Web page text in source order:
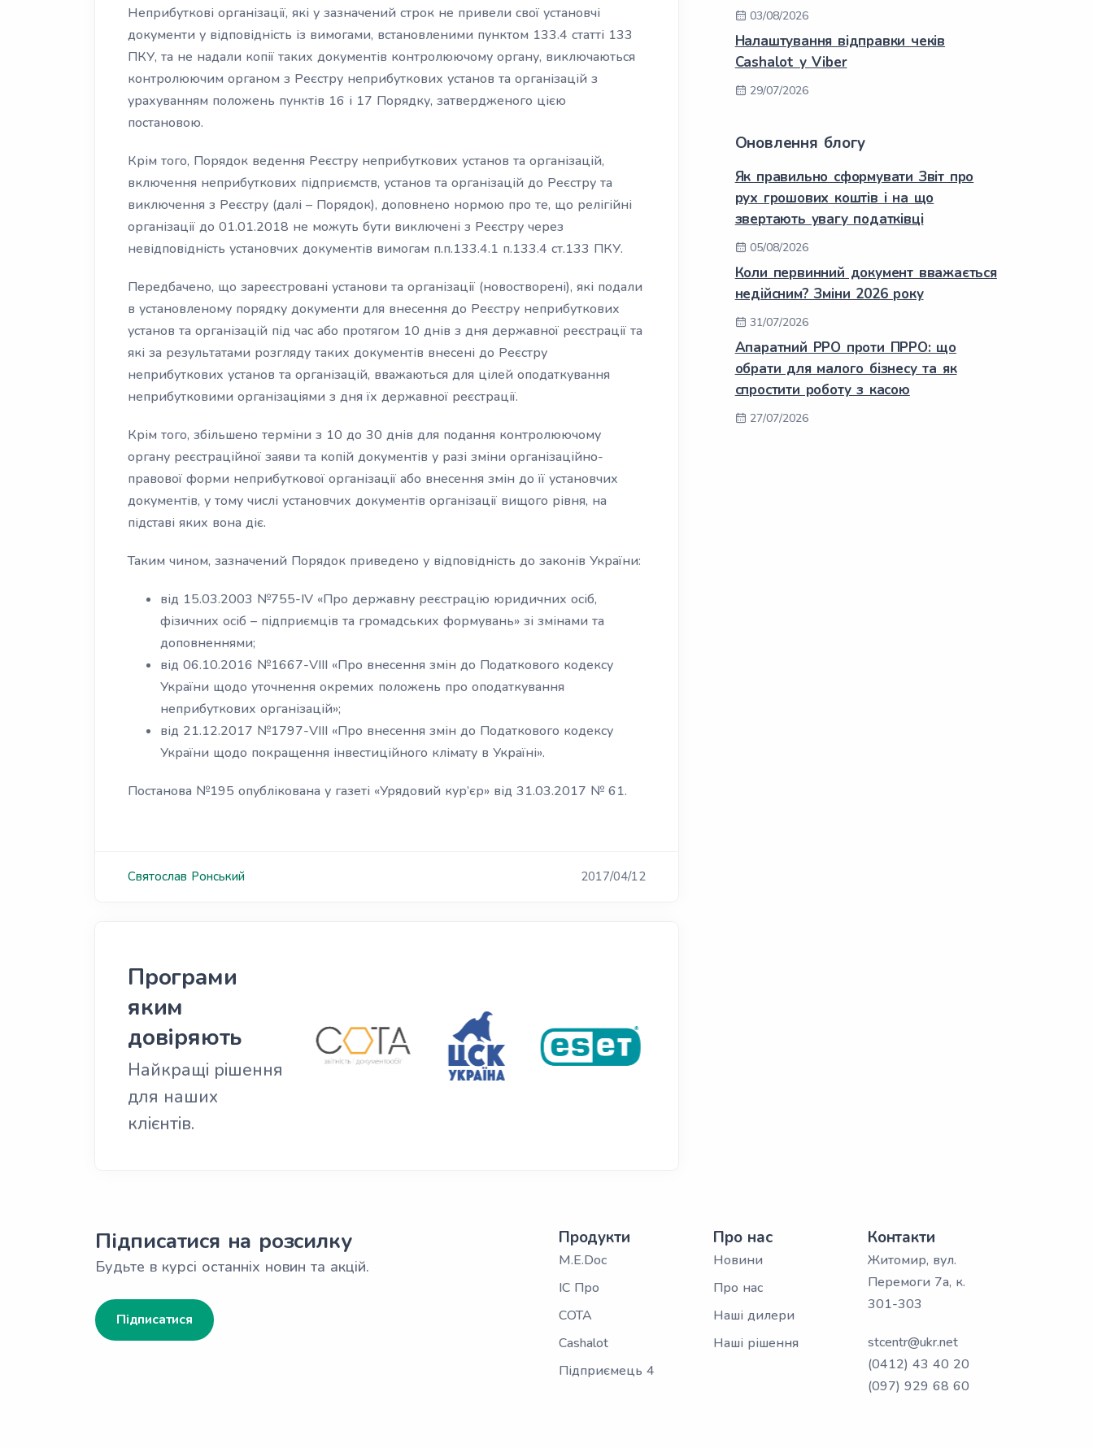
Неприбуткові організації, які у зазначений строк не привели свої установчі
документи у відповідність із вимогами, встановленими пунктом 133.4 статті 133
ПКУ, та не надали копії таких документів контролюючому органу, виключаються
контролюючим органом з Реєстру неприбуткових установ та організацій з
урахуванням положень пунктів 16 і 17 Порядку, затвердженого цією
постановою.
Крім того, Порядок ведення Реєстру неприбуткових установ та організацій,
включення неприбуткових підприємств, установ та організацій до Реєстру та
виключення з Реєстру (далі – Порядок), доповнено нормою про те, що релігійні
організації до 01.01.2018 не можуть бути виключені з Реєстру через
невідповідність установчих документів вимогам п.п.133.4.1 п.133.4 ст.133 ПКУ.
Передбачено, що зареєстровані установи та організації (новостворені), які подали
в установленому порядку документи для внесення до Реєстру неприбуткових
установ та організацій під час або протягом 10 днів з дня державної реєстрації та
які за результатами розгляду таких документів внесені до Реєстру
неприбуткових установ та організацій, вважаються для цілей оподаткування
неприбутковими організаціями з дня їх державної реєстрації.
Крім того, збільшено терміни з 10 до 30 днів для подання контролюючому
органу реєстраційної заяви та копій документів у разі зміни організаційно-
правової форми неприбуткової організації або внесення змін до її установчих
документів, у тому числі установчих документів організації вищого рівня, на
підставі яких вона діє.
Таким чином, зазначений Порядок приведено у відповідність до законів України:
від 15.03.2003 №755-IV «Про державну реєстрацію юридичних осіб,
фізичних осіб – підприємців та громадських формувань» зі змінами та
доповненнями;
від 06.10.2016 №1667-VIII «Про внесення змін до Податкового кодексу
України щодо уточнення окремих положень про оподаткування
неприбуткових організацій»;
від 21.12.2017 №1797-VIII «Про внесення змін до Податкового кодексу
України щодо покращення інвестиційного клімату в Україні».
Постанова №195 опублікована у газеті «Урядовий кур’єр» від 31.03.2017 № 61.
Святослав Ронський 2017/04/12
Програми
яким
довіряють
Найкращі рішення
для наших
клієнтів.
03/08/2026
Налаштування відправки чеків
Cashalot у Viber
29/07/2026
Оновлення блогу
Як правильно сформувати Звіт про
рух грошових коштів і на що
звертають увагу податківці
05/08/2026
Коли первинний документ вважається
недійсним? Зміни 2026 року
31/07/2026
Апаратний РРО проти ПРРО: що
обрати для малого бізнесу та як
спростити роботу з касою
27/07/2026
Підписатися на розсилку
Будьте в курсі останніх новин та акцій.
Підписатися
Продукти
M.E.Doc
ІС Про
СОТА
Cashalot
Підприємець 4
Про нас
Новини
Про нас
Наші дилери
Наші рішення
Контакти
Житомир, вул.
Перемоги 7а, к.
301-303
stcentr@ukr.net
(0412) 43 40 20
(097) 929 68 60